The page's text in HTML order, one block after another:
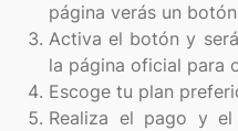
página verás un
Activa el botón y
la página oficial para
Escoge tu plan
Realiza el pago y